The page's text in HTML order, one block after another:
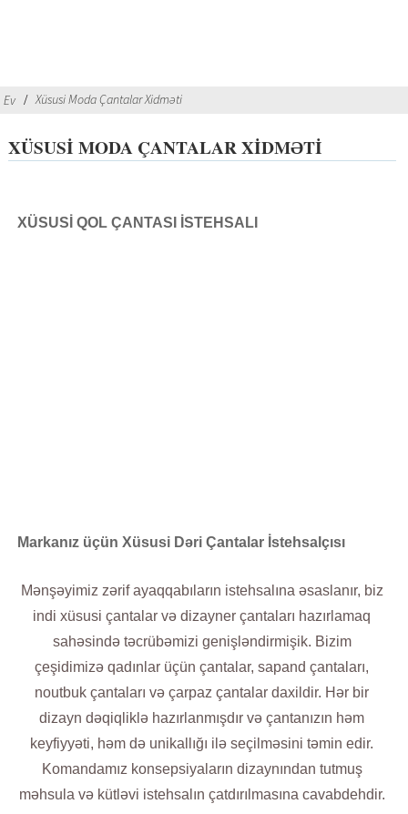
Ev Xüsusi Moda Çantalar Xidməti
XÜSUSI MODA ÇANTALAR XIDMƏTI
XÜSUSİ QOL ÇANTASI İSTEHSALI
Markanız üçün Xüsusi Dəri Çantalar İstehsalçısı
Mənşəyimiz zərif ayaqqabıların istehsalına əsaslanır, biz
indi xüsusi çantalar və dizayner çantaları hazırlamaq
sahəsində təcrübəmizi genişləndirmişik. Bizim
çeşidimizə qadınlar üçün çantalar, sapand çantaları,
noutbuk çantaları və çarpaz çantalar daxildir. Hər bir
dizayn dəqiqliklə hazırlanmışdır və çantanızın həm
keyfiyyəti, həm də unikallığı ilə seçilməsini təmin edir.
Komandamız konsepsiyaların dizaynından tutmuş
məhsula və kütləvi istehsalın çatdırılmasına cavabdehdir.